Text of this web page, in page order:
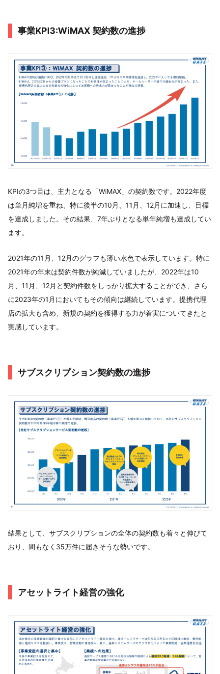
事業KPI3:WiMAX 契約数の進捗
KPIの3つ目は、主力となる「WiMAX」の契約数です。2022年度
は単月純増を重ね、特に後半の10月、11月、12月に加速し、目標
を達成しました。その結果、7年ぶりとなる単年純増も達成してい
ます。
2021年の11月、12月のグラフも薄い水色で表示しています。特に
2021年の年末は契約件数が純減していましたが、2022年は10
月、11月、12月と契約件数をしっかり拡大することができ、さら
に2023年の1月においてもその傾向は継続しています。提携代理
店の拡大も含め、新規の契約を獲得する力が着実についてきたと
実感しています。
サブスクリプション契約数の進捗
結果として、サブスクリプションの全体の契約数も着々と伸びて
おり、間もなく35万件に届きそうな勢いです。
アセットライト経営の強化